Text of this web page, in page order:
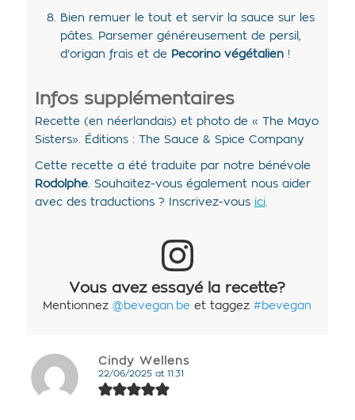
Bien remuer le tout et servir la sauce sur les
pâtes. Parsemer généreusement de persil,
d'origan frais et de
Pecorino végétalien!
Infos supplémentaires
Recette (en néerlandais) et photo de « The Mayo
Sisters». Éditions : The Sauce & Spice Company
Cette recette a été traduite par notre bénévole
Rodolphe. Souhaitez-vous également nous aider
avec des traductions ? Inscrivez-vous ici.
Vous avez essayé la recette?
Mentionnez@bevegan.be et taggez#bevegan
Cindy Wellens
says:
22/06/2025 at 11:31